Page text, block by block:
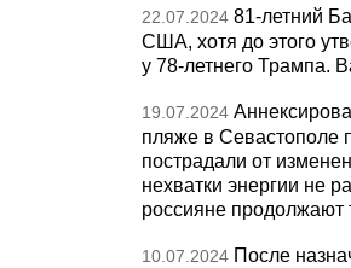
22.07.2024 81-летний
США, хотя до этого
у 78-летнего Трампа.
19.07.2024
пляже в Севастополе
пострадали от
нехватки энергии не
россияне продолжают
10.07.2024 После